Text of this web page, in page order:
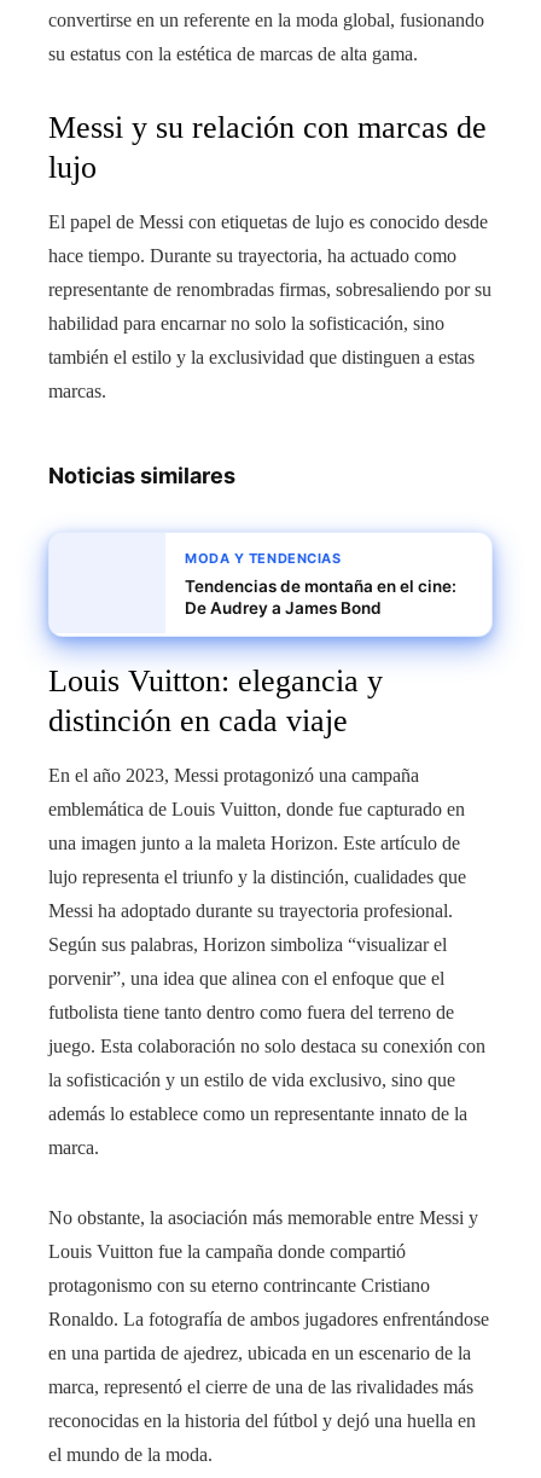
convertirse en un referente en la moda global, fusionando
su estatus con la estética de marcas de alta gama.
Messi y su relación con marcas de
lujo
El papel de Messi con etiquetas de lujo es conocido desde
hace tiempo. Durante su trayectoria, ha actuado como
representante de renombradas firmas, sobresaliendo por su
habilidad para encarnar no solo la sofisticación, sino
también el estilo y la exclusividad que distinguen a estas
marcas.
Noticias similares
MODA Y TENDENCIAS
Tendencias de montaña en el cine:
De Audrey a James Bond
Louis Vuitton: elegancia y
distinción en cada viaje
En el año 2023, Messi protagonizó una campaña
emblemática de Louis Vuitton, donde fue capturado en
una imagen junto a la maleta Horizon. Este artículo de
lujo representa el triunfo y la distinción, cualidades que
Messi ha adoptado durante su trayectoria profesional.
Según sus palabras, Horizon simboliza “visualizar el
porvenir”, una idea que alinea con el enfoque que el
futbolista tiene tanto dentro como fuera del terreno de
juego. Esta colaboración no solo destaca su conexión con
la sofisticación y un estilo de vida exclusivo, sino que
además lo establece como un representante innato de la
marca.
No obstante, la asociación más memorable entre Messi y
Louis Vuitton fue la campaña donde compartió
protagonismo con su eterno contrincante Cristiano
Ronaldo. La fotografía de ambos jugadores enfrentándose
en una partida de ajedrez, ubicada en un escenario de la
marca, representó el cierre de una de las rivalidades más
reconocidas en la historia del fútbol y dejó una huella en
el mundo de la moda.